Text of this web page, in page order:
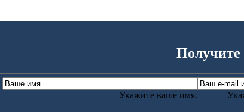
Получите
Укажите ваше имя.